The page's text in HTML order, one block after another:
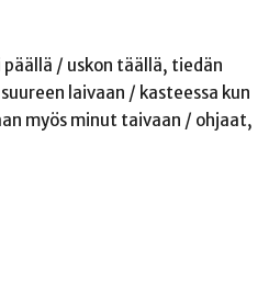
päällä / uskon täällä, tiedän
laivaan / kasteessa kun
myös minut taivaan / ohjaat,